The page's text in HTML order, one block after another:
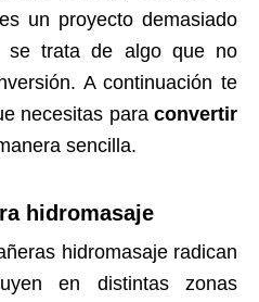
un proyecto demasiado
se trata de algo que no
A continuación te
necesitas para convertir
sencilla.
hidromasaje
hidromasaje radican
en distintas zonas